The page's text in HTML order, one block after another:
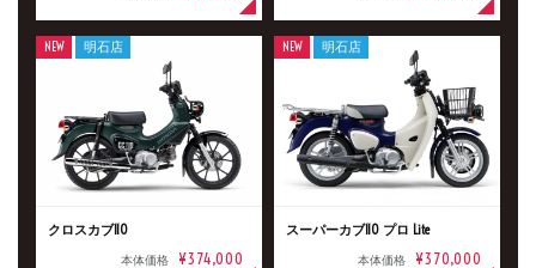
クロスカブ110
本体価格 ¥374,000
NEW 明石店
スーパーカブ110 プロ Lite
本体価格 ¥370,000
NEW 明石店